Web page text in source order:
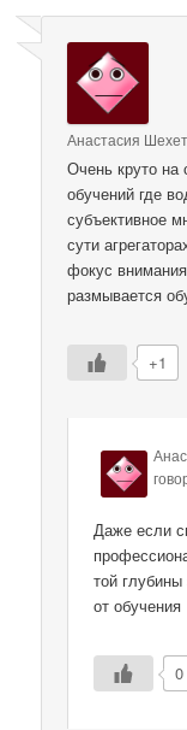
Анастасия
Очень круто
обучений где
субъективное
сути
фокус
размывается
+1
Даже если
той
от обучения
0